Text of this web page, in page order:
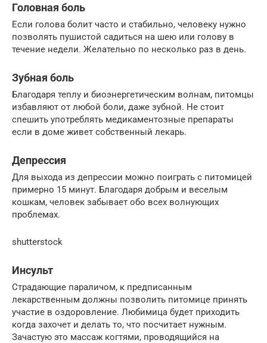
Головная боль
Если голова болит часто и стабильно, человеку нужно
позволять пушистой садиться на шею или голову в
течение недели. Желательно по несколько раз в день.
Зубная боль
Благодаря теплу и биоэнергетическим волнам, питомцы
избавляют от любой боли, даже зубной. Не стоит
спешить употреблять медикаментозные препараты
если в доме живет собственный лекарь.
Депрессия
Для выхода из депрессии можно поиграть с питомицей
примерно 15 минут. Благодаря добрым и веселым
кошкам, человек забывает обо всех волнующих
проблемах.
shutterstock
Инсульт
Страдающие параличом, к предписанным
лекарственным должны позволить питомице принять
участие в оздоровление. Любимица будет приходить
когда захочет и делать то, что посчитает нужным.
Зачастую это массаж когтями, проводящийся на